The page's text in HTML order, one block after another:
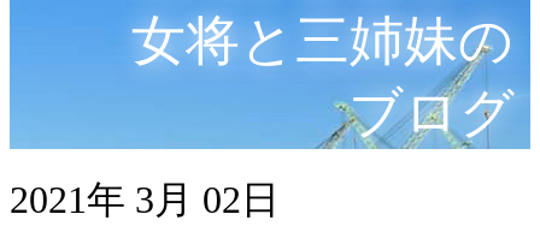
女将と三姉妹の
ブログ
2021年 3月 02日